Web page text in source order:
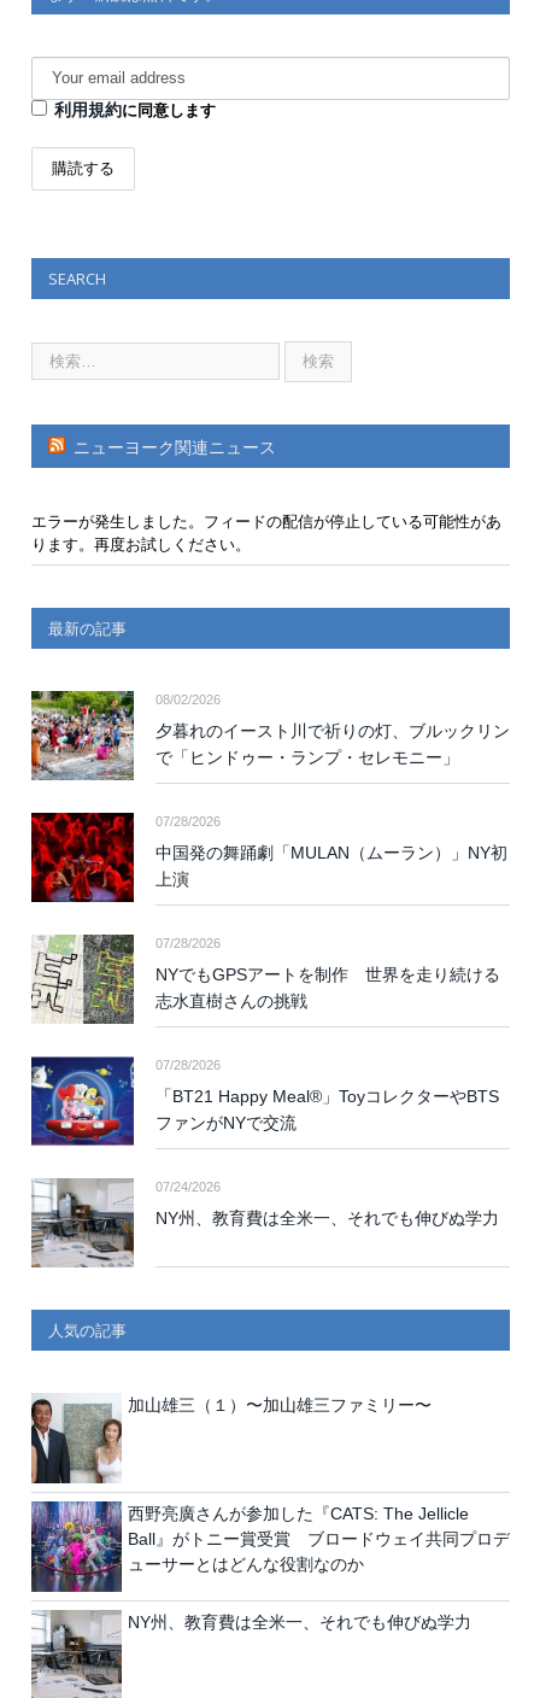
利用規約に同意します
SEARCH
ニューヨーク関連ニュース
エラーが発生しました。フィードの配信が停止している可能性があ
ります。再度お試しください。
最新の記事
08/02/2026
夕暮れのイースト川で祈りの灯、ブルックリン
で「ヒンドゥー・ランプ・セレモニー」
07/28/2026
中国発の舞踊劇「MULAN（ムーラン）」NY初
上演
07/28/2026
NYでもGPSアートを制作 世界を走り続ける
志水直樹さんの挑戦
07/28/2026
「BT21 Happy Meal®」ToyコレクターやBTS
ファンがNYで交流
07/24/2026
NY州、教育費は全米一、それでも伸びぬ学力
人気の記事
加山雄三（１）〜加山雄三ファミリー〜
西野亮廣さんが参加した『CATS: The Jellicle
Ball』がトニー賞受賞 ブロードウェイ共同プロデ
ューサーとはどんな役割なのか
NY州、教育費は全米一、それでも伸びぬ学力